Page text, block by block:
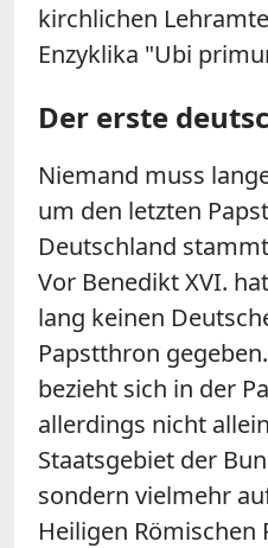
kirchlichen
Enzyklika "Ubi
Der erste
Niemand muss
um den letzten
Deutschland
Vor Benedikt XVI.
lang keinen
Papstthron
bezieht sich in der
allerdings nicht
Staatsgebiet der
sondern vielmehr
Heiligen Römischen